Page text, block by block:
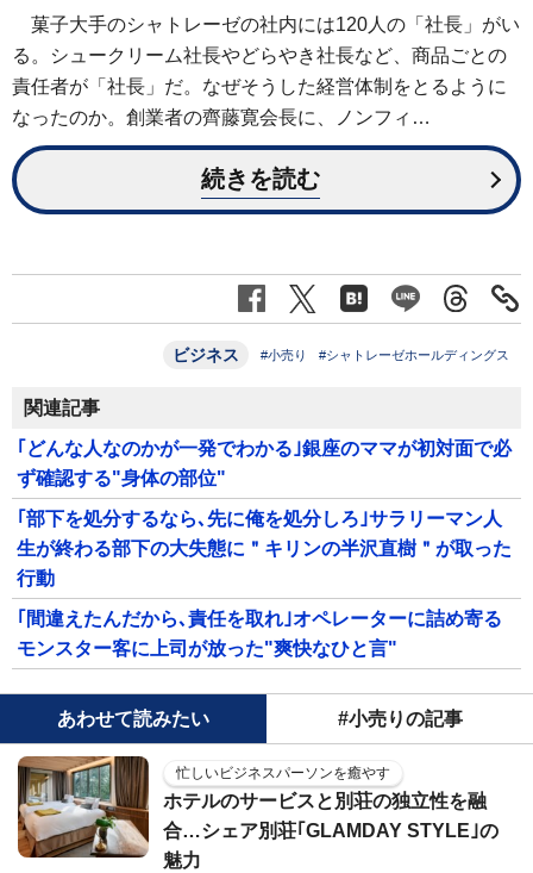
菓子大手のシャトレーゼの社内には120人の「社長」がい
る。シュークリーム社長やどらやき社長など、商品ごとの
責任者が「社長」だ。なぜそうした経営体制をとるように
なったのか。創業者の齊藤寛会長に、ノンフィ…
続きを読む
ビジネス #小売り #シャトレーゼホールディングス
関連記事
｢どんな人なのかが一発でわかる｣銀座のママが初対面で必
ず確認する"身体の部位"
｢部下を処分するなら､先に俺を処分しろ｣サラリーマン人
生が終わる部下の大失態に＂キリンの半沢直樹＂が取った
行動
｢間違えたんだから､責任を取れ｣オペレーターに詰め寄る
モンスター客に上司が放った"爽快なひと言"
あわせて読みたい #小売りの記事
忙しいビジネスパーソンを癒やす
ホテルのサービスと別荘の独立性を融
合…シェア別荘｢GLAMDAY STYLE｣の
魅力